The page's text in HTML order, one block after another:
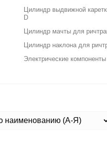
Цилиндр выдвижной
D
Цилиндр мачты для
Цилиндр наклона для
Электрические